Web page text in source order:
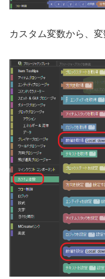
カスタム変数から、